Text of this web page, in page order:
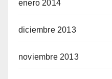
enero 2014
diciembre 2013
noviembre 2013